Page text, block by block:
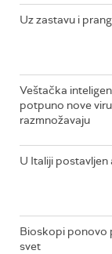
Uz zastavu i
Veštačka
potpuno nove
razmnožavaju
U Italiji
Bioskopi ponovo
svet